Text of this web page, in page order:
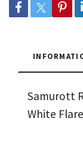
Samurott
White